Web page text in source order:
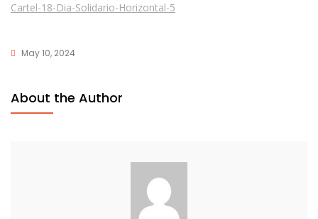
Cartel-18-Dia-Solidario-Horizontal-5
May 10, 2024
About the Author